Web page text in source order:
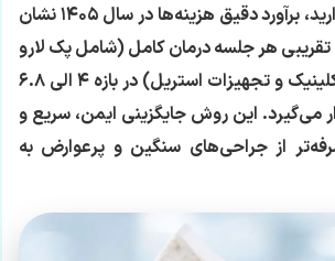
اگر دغدغه مالی دارید، برآورد دقیق هزینه‌ها در سال ۱۴۰۵ نشان
هر جلسه درمان کامل (شامل پک لارو
پزشکی، دستمزد کلینیک و تجهیزات استریل) در بازه ۴ الی ۶.۸
این روش جایگزینی ایمن، سریع و
از جراحی‌های سنگین و پرعوارض به